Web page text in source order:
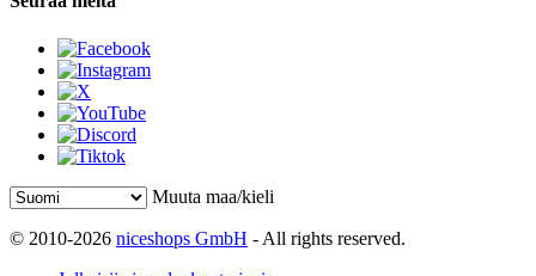
Muuta maa/kieli
© 2010-2026 niceshops GmbH - All rights reserved.